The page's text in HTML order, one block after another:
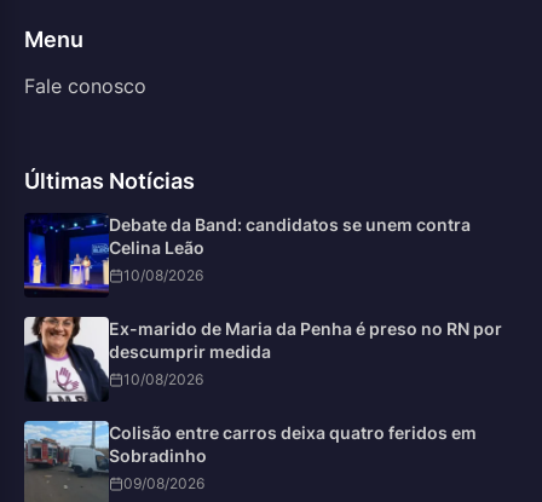
Menu
Fale conosco
Últimas Notícias
Debate da Band: candidatos se unem contra
Celina Leão
10/08/2026
Ex-marido de Maria da Penha é preso no RN por
descumprir medida
10/08/2026
Colisão entre carros deixa quatro feridos em
Sobradinho
09/08/2026